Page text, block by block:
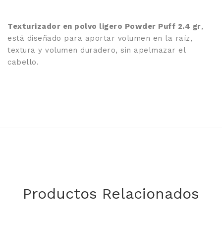
Texturizador en polvo ligero Powder Puff 2.4 gr,
está diseñado para aportar volumen en la raíz,
textura y volumen duradero, sin apelmazar el
cabello.
Productos Relacionados